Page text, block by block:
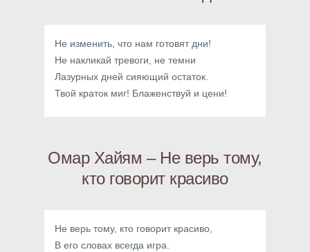
Не изменить, что нам готовят дни!
Не накликай тревоги, не темни
Лазурных дней сияющий остаток.
Твой краток миг! Блаженствуй и цени!
Омар Хайям – Не верь тому,
кто говорит красиво
Не верь тому, кто говорит красиво,
В его словах всегда игра.